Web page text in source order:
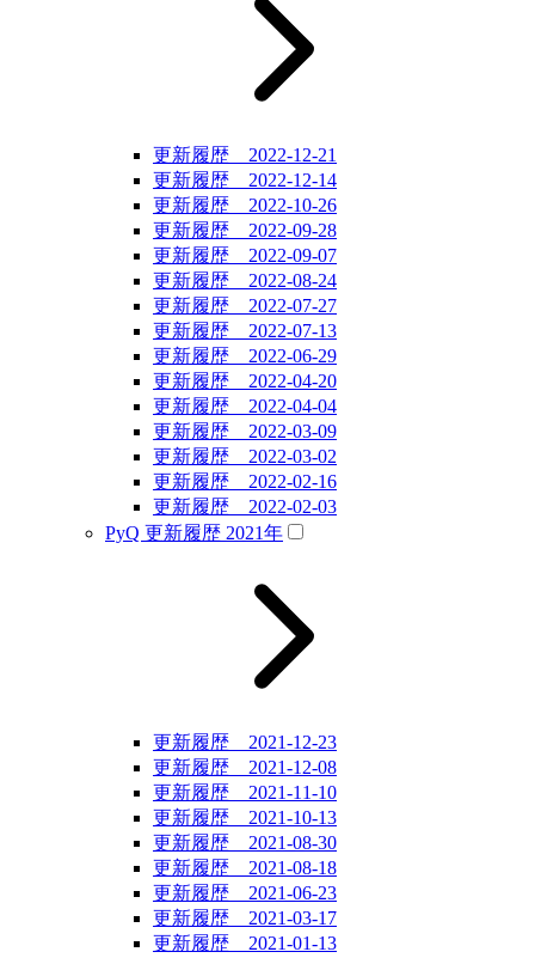
更新履歴 2022-12-21
更新履歴 2022-12-14
更新履歴 2022-10-26
更新履歴 2022-09-28
更新履歴 2022-09-07
更新履歴 2022-08-24
更新履歴 2022-07-27
更新履歴 2022-07-13
更新履歴 2022-06-29
更新履歴 2022-04-20
更新履歴 2022-04-04
更新履歴 2022-03-09
更新履歴 2022-03-02
更新履歴 2022-02-16
更新履歴 2022-02-03
PyQ 更新履歴 2021年
更新履歴 2021-12-23
更新履歴 2021-12-08
更新履歴 2021-11-10
更新履歴 2021-10-13
更新履歴 2021-08-30
更新履歴 2021-08-18
更新履歴 2021-06-23
更新履歴 2021-03-17
更新履歴 2021-01-13